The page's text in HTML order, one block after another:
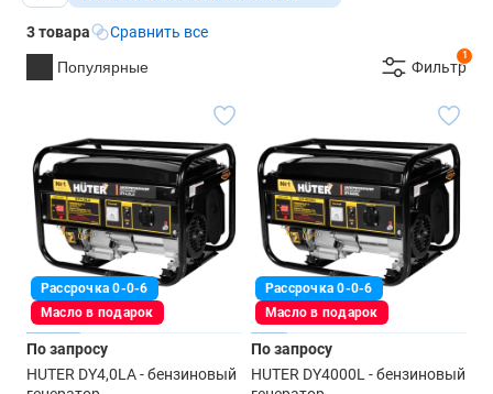
3 товара
Сравнить все
Популярные
1
Фильтр
Рассрочка 0-0-6
Масло в подарок
По запросу
HUTER DY4,0LA - бензиновый
Рассрочка 0-0-6
Масло в подарок
По запросу
HUTER DY4000L - бензиновый